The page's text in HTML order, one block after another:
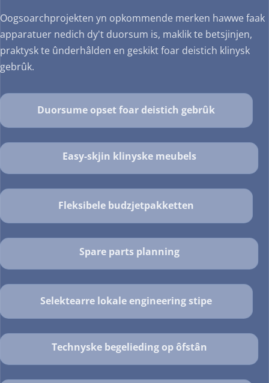
Oogsoarchprojekten yn opkommende merken hawwe faak
apparatuer nedich dy't duorsum is, maklik te betsjinjen,
praktysk te ûnderhâlden en geskikt foar deistich klinysk
gebrûk.
Duorsume opset foar deistich gebrûk
Easy-skjin klinyske meubels
Fleksibele budzjetpakketten
Spare parts planning
Selektearre lokale engineering stipe
Technyske begelieding op ôfstân